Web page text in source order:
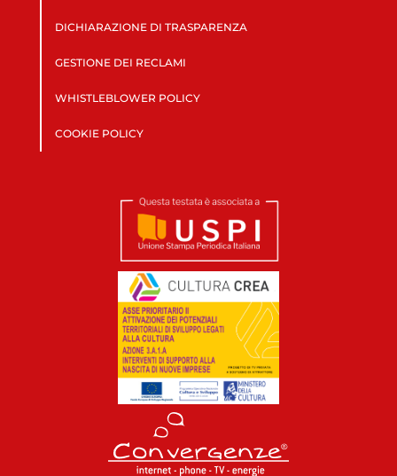
DICHIARAZIONE DI TRASPARENZA
GESTIONE DEI RECLAMI
WHISTLEBLOWER POLICY
COOKIE POLICY